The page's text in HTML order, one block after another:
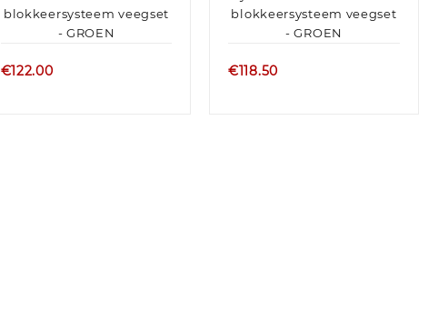
€122.00 €118.50